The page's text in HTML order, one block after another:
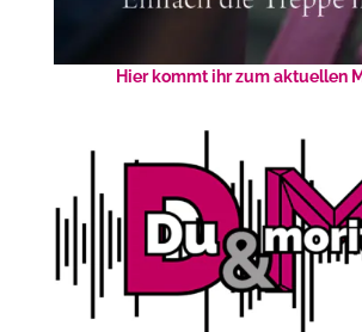
Hier kommt ihr zum aktuellen